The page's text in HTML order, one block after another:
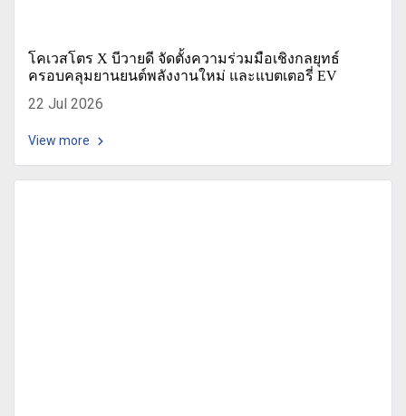
โคเวสโตร X บีวายดี จัดตั้งความร่วมมือเชิงกลยุทธ์
ครอบคลุมยานยนต์พลังงานใหม่ และแบตเตอรี่ EV
22 Jul 2026
View more